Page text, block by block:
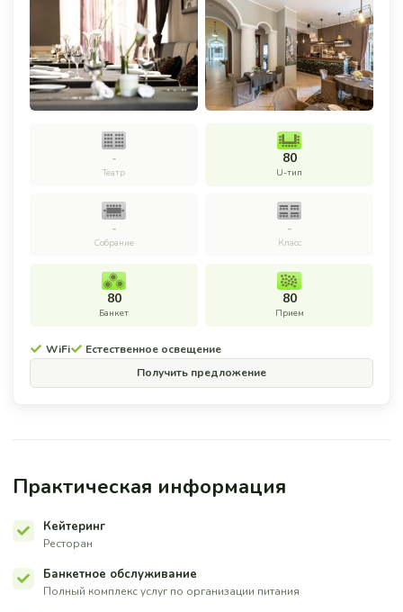
-
Театр
80
U-тип
-
Собрание
-
Класс
80
Банкет
80
Прием
WiFi
Естественное освещение
Получить предложение
Практическая информация
Кейтеринг
Ресторан
Банкетное обслуживание
Полный комплекс услуг по организации питания